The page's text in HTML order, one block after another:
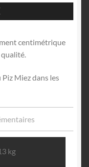
centimétrique
qualité.
Miez dans les
kg